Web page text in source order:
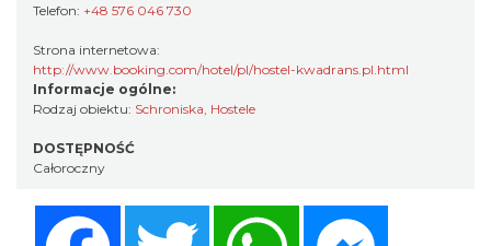
Telefon: +48 576 046 730
Strona internetowa:
http://www.booking.com/hotel/pl/hostel-kwadrans.pl.html
Informacje ogólne:
Rodzaj obiektu: Schroniska, Hostele
DOSTĘPNOŚĆ
Całoroczny
Twitter WhatsApp